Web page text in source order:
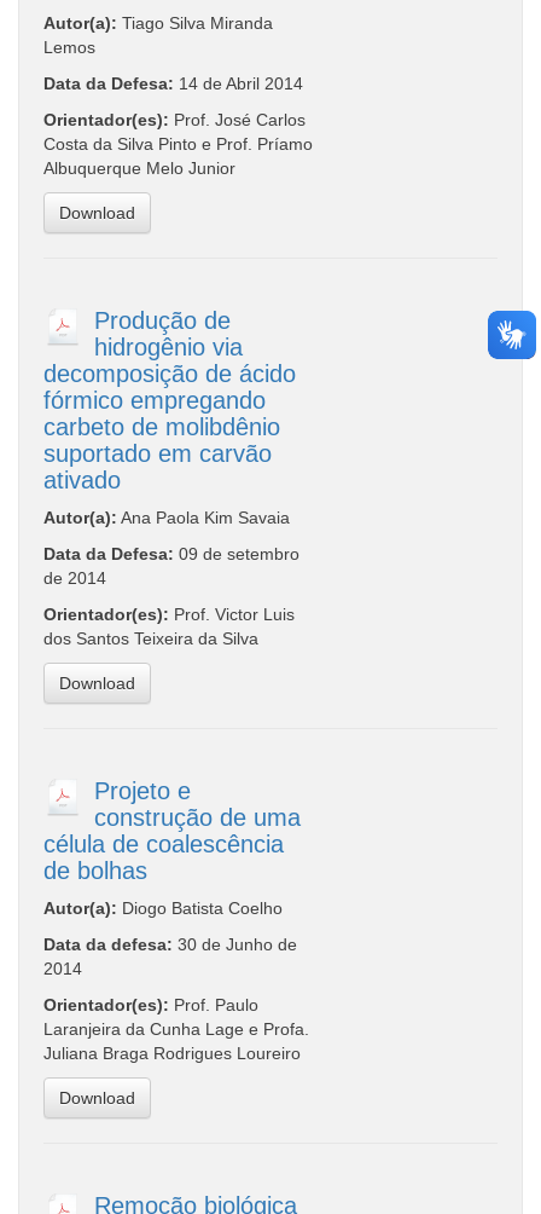
Autor(a): Tiago Silva Miranda
Lemos
Data da Defesa: 14 de Abril 2014
Orientador(es): Prof. José Carlos
Costa da Silva Pinto e Prof. Príamo
Albuquerque Melo Junior
Download
Produção de
hidrogênio via
decomposição de ácido
fórmico empregando
carbeto de molibdênio
suportado em carvão
ativado
Autor(a): Ana Paola Kim Savaia
Data da Defesa: 09 de setembro
de 2014
Orientador(es): Prof. Victor Luis
dos Santos Teixeira da Silva
Download
Projeto e
construção de uma
célula de coalescência
de bolhas
Autor(a): Diogo Batista Coelho
Data da defesa: 30 de Junho de
2014
Orientador(es): Prof. Paulo
Laranjeira da Cunha Lage e Profa.
Juliana Braga Rodrigues Loureiro
Download
Remoção biológica